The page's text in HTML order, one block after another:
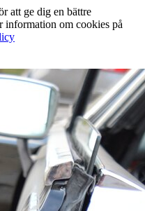
att ge dig en bättre
information om cookies på